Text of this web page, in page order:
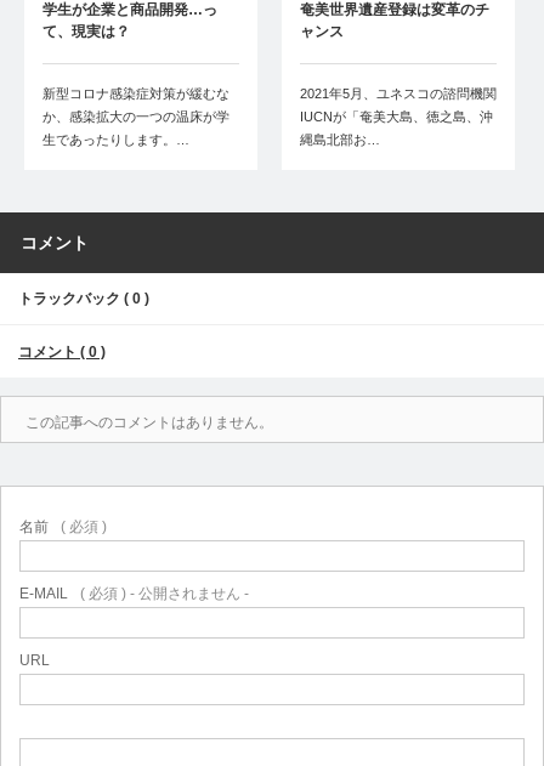
学生が企業と商品開発…っ
て、現実は？
新型コロナ感染症対策が緩むな
か、感染拡大の一つの温床が学
生であったりします。…
奄美世界遺産登録は変革のチ
ャンス
2021年5月、ユネスコの諮問機関
IUCNが「奄美大島、徳之島、沖
縄島北部お…
コメント
トラックバック ( 0 )
コメント ( 0 )
この記事へのコメントはありません。
名前 ( 必須 )
E-MAIL ( 必須 ) - 公開されません -
URL